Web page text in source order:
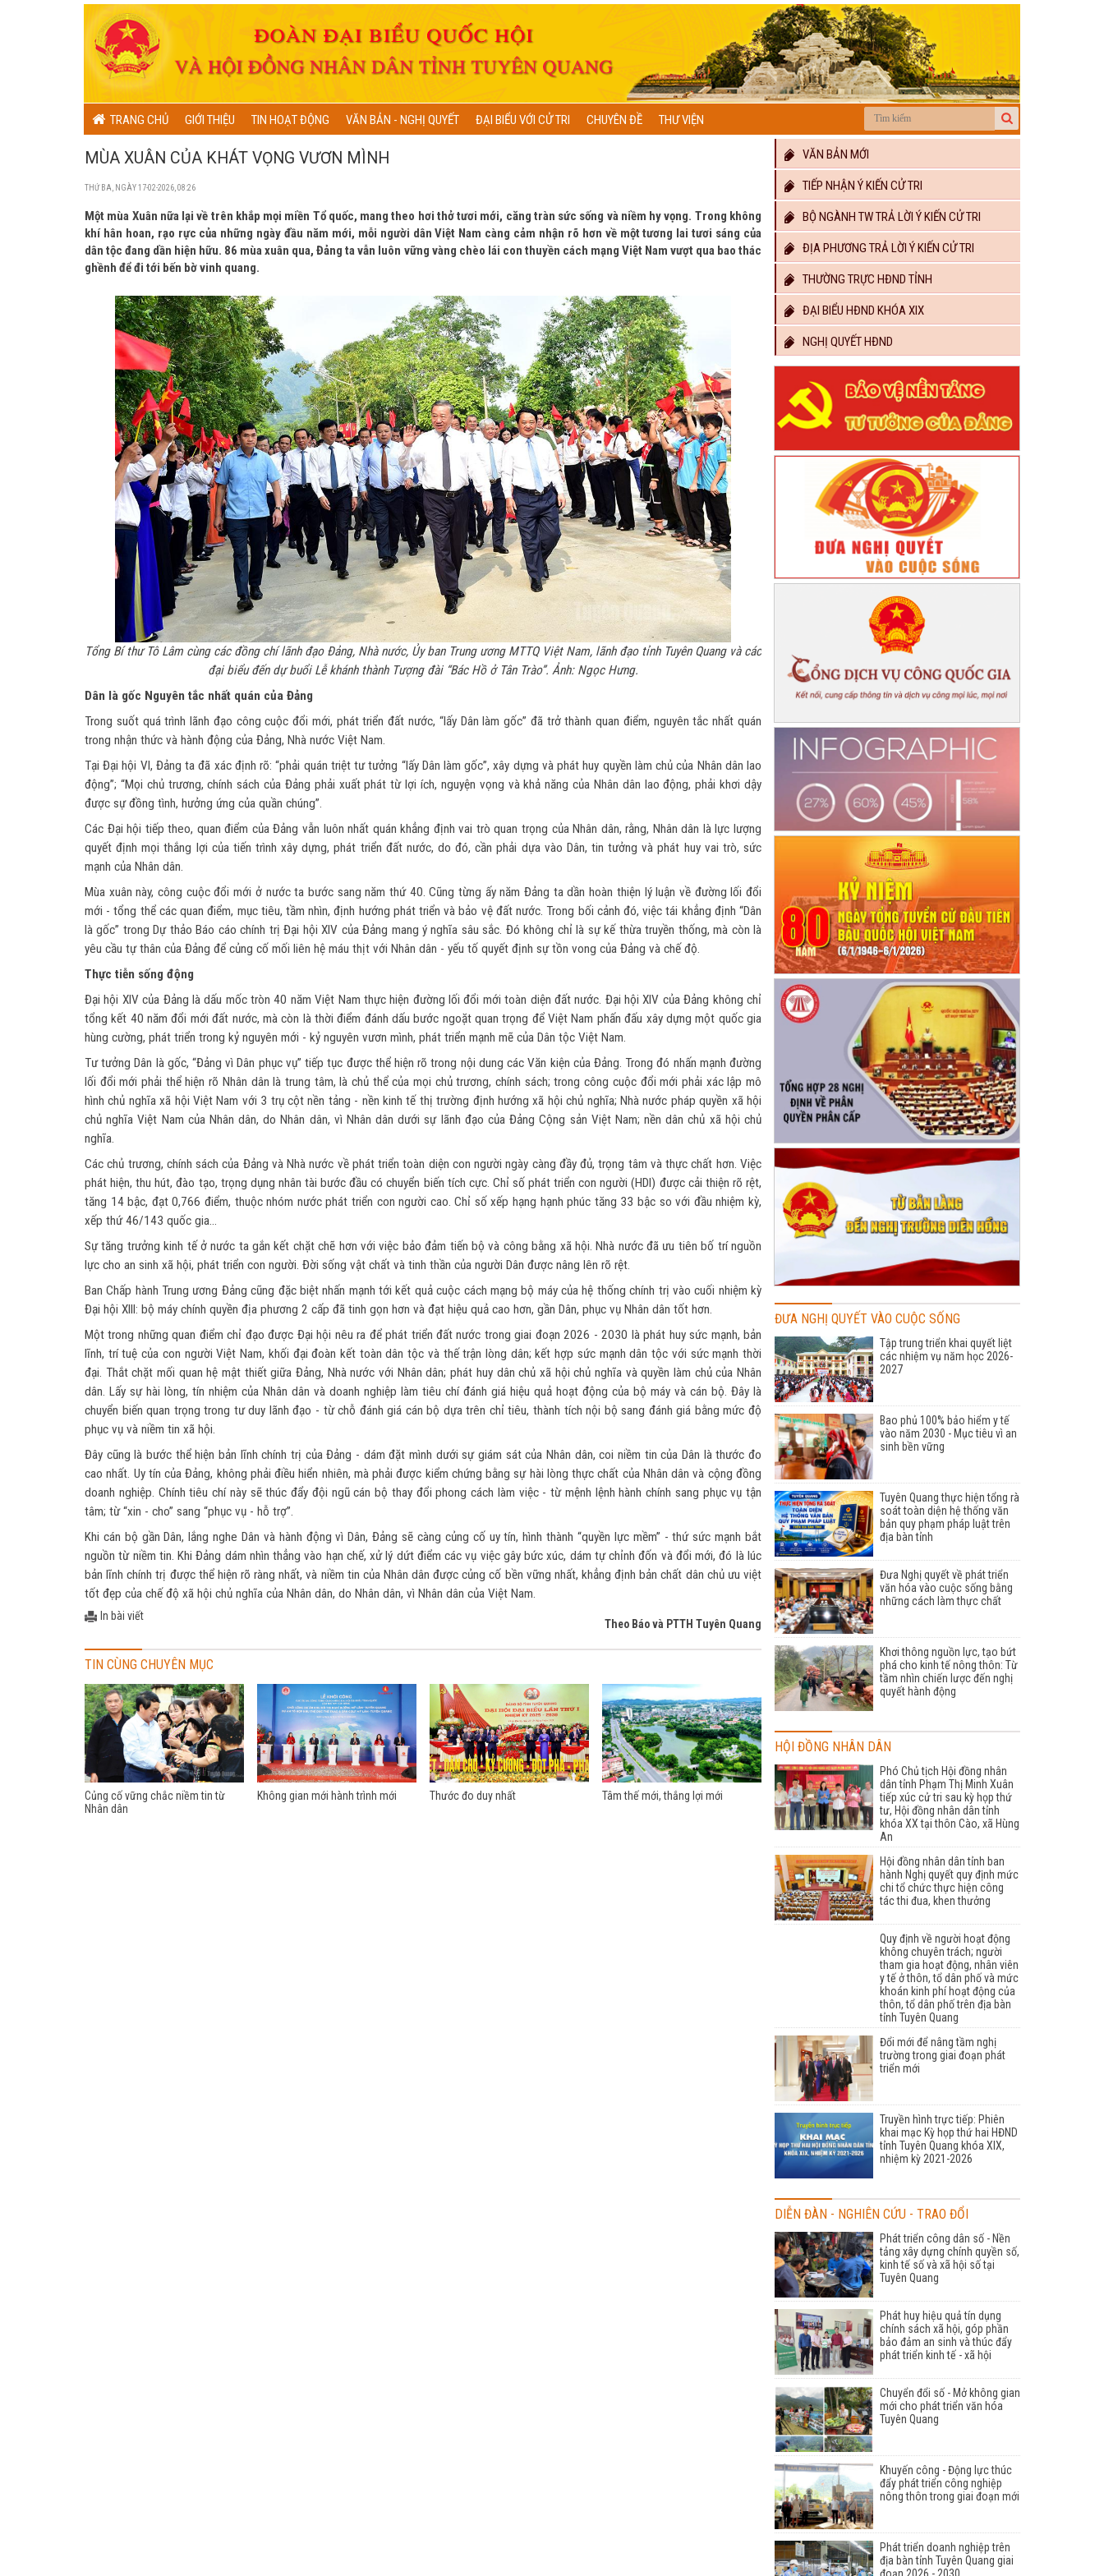
TRANG CHỦ GIỚI THIỆU TIN HOẠT ĐỘNG VĂN BẢN - NGHỊ QUYẾT ĐẠI BIỂU VỚI CỬ TRI CHUYÊN ĐỀ THƯ VIỆN
MÙA XUÂN CỦA KHÁT VỌNG VƯƠN MÌNH
THỨ BA, NGÀY 17-02-2026, 08:26
Một mùa Xuân nữa lại về trên khắp mọi miền Tổ quốc, mang theo hơi thở tươi mới, căng tràn sức sống và niềm hy vọng. Trong không
khí hân hoan, rạo rực của những ngày đầu năm mới, mỗi người dân Việt Nam càng cảm nhận rõ hơn về một tương lai tươi sáng của
dân tộc đang dần hiện hữu. 86 mùa xuân qua, Đảng ta vẫn luôn vững vàng chèo lái con thuyền cách mạng Việt Nam vượt qua bao thác
ghềnh để đi tới bến bờ vinh quang.
Tổng Bí thư Tô Lâm cùng các đồng chí lãnh đạo Đảng, Nhà nước, Ủy ban Trung ương MTTQ Việt Nam, lãnh đạo tỉnh Tuyên Quang và các
đại biểu đến dự buổi Lễ khánh thành Tượng đài “Bác Hồ ở Tân Trào”. Ảnh: Ngọc Hưng.
Dân là gốc Nguyên tắc nhất quán của Đảng
Trong suốt quá trình lãnh đạo công cuộc đổi mới, phát triển đất nước, “lấy Dân làm gốc” đã trở thành quan điểm, nguyên tắc nhất quán
trong nhận thức và hành động của Đảng, Nhà nước Việt Nam.
Tại Đại hội VI, Đảng ta đã xác định rõ: “phải quán triệt tư tưởng “lấy Dân làm gốc”, xây dựng và phát huy quyền làm chủ của Nhân dân lao
động”; “Mọi chủ trương, chính sách của Đảng phải xuất phát từ lợi ích, nguyện vọng và khả năng của Nhân dân lao động, phải khơi dậy
được sự đồng tình, hưởng ứng của quần chúng”.
Các Đại hội tiếp theo, quan điểm của Đảng vẫn luôn nhất quán khẳng định vai trò quan trọng của Nhân dân, rằng, Nhân dân là lực lượng
quyết định mọi thắng lợi của tiến trình xây dựng, phát triển đất nước, do đó, cần phải dựa vào Dân, tin tưởng và phát huy vai trò, sức
mạnh của Nhân dân.
Mùa xuân này, công cuộc đổi mới ở nước ta bước sang năm thứ 40. Cũng từng ấy năm Đảng ta dần hoàn thiện lý luận về đường lối đổi
mới - tổng thể các quan điểm, mục tiêu, tầm nhìn, định hướng phát triển và bảo vệ đất nước. Trong bối cảnh đó, việc tái khẳng định “Dân
là gốc” trong Dự thảo Báo cáo chính trị Đại hội XIV của Đảng mang ý nghĩa sâu sắc. Đó không chỉ là sự kế thừa truyền thống, mà còn là
yêu cầu tự thân của Đảng để củng cố mối liên hệ máu thịt với Nhân dân - yếu tố quyết định sự tồn vong của Đảng và chế độ.
Thực tiễn sống động
Đại hội XIV của Đảng là dấu mốc tròn 40 năm Việt Nam thực hiện đường lối đổi mới toàn diện đất nước. Đại hội XIV của Đảng không chỉ
tổng kết 40 năm đổi mới đất nước, mà còn là thời điểm đánh dấu bước ngoặt quan trọng để Việt Nam phấn đấu xây dựng một quốc gia
hùng cường, phát triển trong kỷ nguyên mới - kỷ nguyên vươn mình, phát triển mạnh mẽ của Dân tộc Việt Nam.
Tư tưởng Dân là gốc, “Đảng vì Dân phục vụ” tiếp tục được thể hiện rõ trong nội dung các Văn kiện của Đảng. Trong đó nhấn mạnh đường
lối đổi mới phải thể hiện rõ Nhân dân là trung tâm, là chủ thể của mọi chủ trương, chính sách; trong công cuộc đổi mới phải xác lập mô
hình chủ nghĩa xã hội Việt Nam với 3 trụ cột nền tảng - nền kinh tế thị trường định hướng xã hội chủ nghĩa; Nhà nước pháp quyền xã hội
chủ nghĩa Việt Nam của Nhân dân, do Nhân dân, vì Nhân dân dưới sự lãnh đạo của Đảng Cộng sản Việt Nam; nền dân chủ xã hội chủ
nghĩa.
Các chủ trương, chính sách của Đảng và Nhà nước về phát triển toàn diện con người ngày càng đầy đủ, trọng tâm và thực chất hơn. Việc
phát hiện, thu hút, đào tạo, trọng dụng nhân tài bước đầu có chuyển biến tích cực. Chỉ số phát triển con người (HDI) được cải thiện rõ rệt,
tăng 14 bậc, đạt 0,766 điểm, thuộc nhóm nước phát triển con người cao. Chỉ số xếp hạng hạnh phúc tăng 33 bậc so với đầu nhiệm kỳ,
xếp thứ 46/143 quốc gia...
Sự tăng trưởng kinh tế ở nước ta gắn kết chặt chẽ hơn với việc bảo đảm tiến bộ và công bằng xã hội. Nhà nước đã ưu tiên bố trí nguồn
lực cho an sinh xã hội, phát triển con người. Đời sống vật chất và tinh thần của người Dân được nâng lên rõ rệt.
Ban Chấp hành Trung ương Đảng cũng đặc biệt nhấn mạnh tới kết quả cuộc cách mạng bộ máy của hệ thống chính trị vào cuối nhiệm kỳ
Đại hội XIII: bộ máy chính quyền địa phương 2 cấp đã tinh gọn hơn và đạt hiệu quả cao hơn, gần Dân, phục vụ Nhân dân tốt hơn.
Một trong những quan điểm chỉ đạo được Đại hội nêu ra để phát triển đất nước trong giai đoạn 2026 - 2030 là phát huy sức mạnh, bản
lĩnh, trí tuệ của con người Việt Nam, khối đại đoàn kết toàn dân tộc và thế trận lòng dân; kết hợp sức mạnh dân tộc với sức mạnh thời
đại. Thắt chặt mối quan hệ mật thiết giữa Đảng, Nhà nước với Nhân dân; phát huy dân chủ xã hội chủ nghĩa và quyền làm chủ của Nhân
dân. Lấy sự hài lòng, tín nhiệm của Nhân dân và doanh nghiệp làm tiêu chí đánh giá hiệu quả hoạt động của bộ máy và cán bộ. Đây là
chuyển biến quan trọng trong tư duy lãnh đạo - từ chỗ đánh giá cán bộ dựa trên chỉ tiêu, thành tích nội bộ sang đánh giá bằng mức độ
phục vụ và niềm tin xã hội.
Đây cũng là bước thể hiện bản lĩnh chính trị của Đảng - dám đặt mình dưới sự giám sát của Nhân dân, coi niềm tin của Dân là thước đo
cao nhất. Uy tín của Đảng, không phải điều hiển nhiên, mà phải được kiểm chứng bằng sự hài lòng thực chất của Nhân dân và cộng đồng
doanh nghiệp. Chính tiêu chí này sẽ thúc đẩy đội ngũ cán bộ thay đổi phong cách làm việc - từ mệnh lệnh hành chính sang phục vụ tận
tâm; từ “xin - cho” sang “phục vụ - hỗ trợ”.
Khi cán bộ gần Dân, lắng nghe Dân và hành động vì Dân, Đảng sẽ càng củng cố uy tín, hình thành “quyền lực mềm” - thứ sức mạnh bắt
nguồn từ niềm tin. Khi Đảng dám nhìn thẳng vào hạn chế, xử lý dứt điểm các vụ việc gây bức xúc, dám tự chỉnh đốn và đổi mới, đó là lúc
bản lĩnh chính trị được thể hiện rõ ràng nhất, và niềm tin của Nhân dân được củng cố bền vững nhất, khẳng định bản chất dân chủ ưu việt
tốt đẹp của chế độ xã hội chủ nghĩa của Nhân dân, do Nhân dân, vì Nhân dân của Việt Nam.
Theo Báo và PTTH Tuyên Quang
In bài viết
TIN CÙNG CHUYÊN MỤC
Củng cố vững chắc niềm tin từ
Nhân dân
Không gian mới hành trình mới Thước đo duy nhất Tâm thế mới, thắng lợi mới
VĂN BẢN MỚI
TIẾP NHẬN Ý KIẾN CỬ TRI
BỘ NGÀNH TW TRẢ LỜI Ý KIẾN CỬ TRI
ĐỊA PHƯƠNG TRẢ LỜI Ý KIẾN CỬ TRI
THƯỜNG TRỰC HĐND TỈNH
ĐẠI BIỂU HĐND KHÓA XIX
NGHỊ QUYẾT HĐND
ĐƯA NGHỊ QUYẾT VÀO CUỘC SỐNG
Tập trung triển khai quyết liệt
các nhiệm vụ năm học 2026-
2027
Bao phủ 100% bảo hiểm y tế
vào năm 2030 - Mục tiêu vì an
sinh bền vững
Tuyên Quang thực hiện tổng rà
soát toàn diện hệ thống văn
bản quy phạm pháp luật trên
địa bàn tỉnh
Đưa Nghị quyết về phát triển
văn hóa vào cuộc sống bằng
những cách làm thực chất
Khơi thông nguồn lực, tạo bứt
phá cho kinh tế nông thôn: Từ
tầm nhìn chiến lược đến nghị
quyết hành động
HỘI ĐỒNG NHÂN DÂN
Phó Chủ tịch Hội đồng nhân
dân tỉnh Phạm Thị Minh Xuân
tiếp xúc cử tri sau kỳ họp thứ
tư, Hội đồng nhân dân tỉnh
khóa XX tại thôn Cào, xã Hùng
An
Hội đồng nhân dân tỉnh ban
hành Nghị quyết quy định mức
chi tổ chức thực hiện công
tác thi đua, khen thưởng
Quy định về người hoạt động
không chuyên trách; người
tham gia hoạt động, nhân viên
y tế ở thôn, tổ dân phố và mức
khoán kinh phí hoạt động của
thôn, tổ dân phố trên địa bàn
tỉnh Tuyên Quang
Đổi mới để nâng tầm nghị
trường trong giai đoạn phát
triển mới
Truyền hình trực tiếp: Phiên
khai mạc Kỳ họp thứ hai HĐND
tỉnh Tuyên Quang khóa XIX,
nhiệm kỳ 2021-2026
DIỄN ĐÀN - NGHIÊN CỨU - TRAO ĐỔI
Phát triển công dân số - Nền
tảng xây dựng chính quyền số,
kinh tế số và xã hội số tại
Tuyên Quang
Phát huy hiệu quả tín dụng
chính sách xã hội, góp phần
bảo đảm an sinh và thúc đẩy
phát triển kinh tế - xã hội
Chuyển đổi số - Mở không gian
mới cho phát triển văn hóa
Tuyên Quang
Khuyến công - Động lực thúc
đẩy phát triển công nghiệp
nông thôn trong giai đoạn mới
Phát triển doanh nghiệp trên
địa bàn tỉnh Tuyên Quang giai